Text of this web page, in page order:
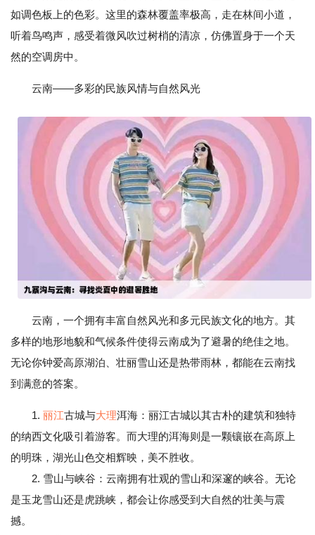
如调色板上的色彩。这里的森林覆盖率极高，走在林间小道，
听着鸟鸣声，感受着微风吹过树梢的清凉，仿佛置身于一个天
然的空调房中。
云南——多彩的民族风情与自然风光
云南，一个拥有丰富自然风光和多元民族文化的地方。其
多样的地形地貌和气候条件使得云南成为了避暑的绝佳之地。
无论你钟爱高原湖泊、壮丽雪山还是热带雨林，都能在云南找
到满意的答案。
1. 丽江古城与大理洱海：丽江古城以其古朴的建筑和独特
的纳西文化吸引着游客。而大理的洱海则是一颗镶嵌在高原上
的明珠，湖光山色交相辉映，美不胜收。
2. 雪山与峡谷：云南拥有壮观的雪山和深邃的峡谷。无论
是玉龙雪山还是虎跳峡，都会让你感受到大自然的壮美与震
撼。